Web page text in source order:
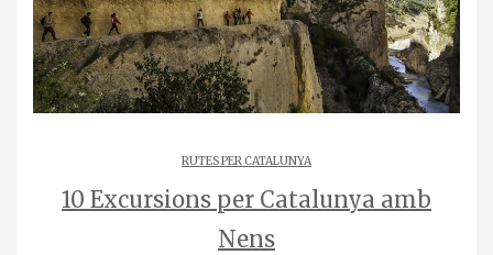
RUTES PER CATALUNYA
10 Excursions per Catalunya amb
Nens